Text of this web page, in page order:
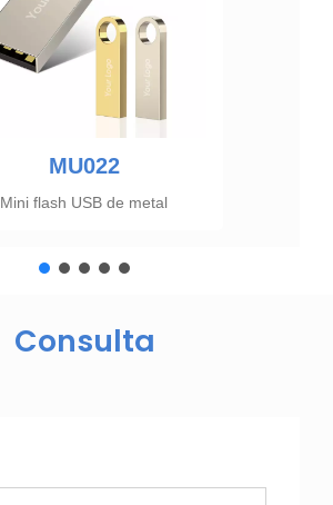
MU022
Mini flash USB de metal
Consulta